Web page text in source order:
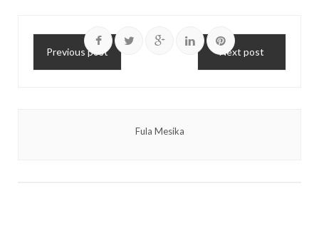
Previous post Next post
Fula Mesika